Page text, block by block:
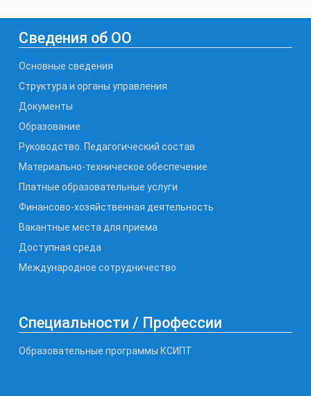
Сведения об ОО
Основные сведения
Структура и органы управления
Документы
Образование
Руководство. Педагогический состав
Материально-техническое обеспечение
Платные образовательные услуги
Финансово-хозяйственная деятельность
Вакантные места для приема
Доступная среда
Международное сотрудничество
Специальности / Профессии
Образовательные программы КСИПТ